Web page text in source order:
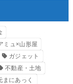
ミュ×山形屋
ガジェット
不動産・土地
まにあっく